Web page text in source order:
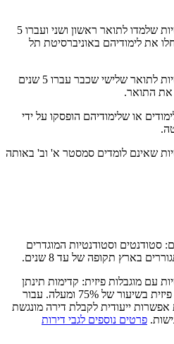
סטודנטים וסטודנטיות שלמדו לתואר ראשון ושני ועברו 5
את לימודיהם באוניברסיטת תל
סטודנטים וסטודנטיות לתואר שלישי שכבר עברו 5 שנים
את התואר.
או שלימודיהם הופסקו על ידי
שאינם לומדים סמסטר א' וב' באותה
סטודנטים וסטודנטיות המוגדרים
בארץ תקופה של עד 8 שנים.
עם מוגבלות פיזית: קדימות תינתן
לבעלי ובעלות נכות פיזית בשיעור של 75% ומעלה. עבור
אפשרות ייעודית לקבלת דירה מונגשת
פרטים נוספים לגבי דירות